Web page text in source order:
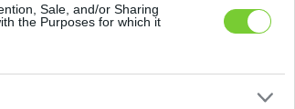
Sale, and/or Sharing
the Purposes for which it